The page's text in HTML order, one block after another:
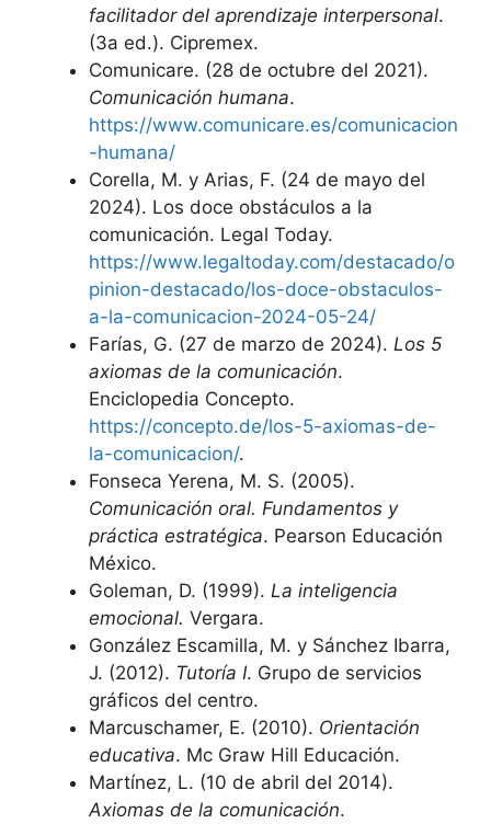
facilitador del aprendizaje interpersonal.
(3a ed.). Cipremex.
Comunicare. (28 de octubre del 2021).
Comunicación humana.
https://www.comunicare.es/comunicacion
-humana/
Corella, M. y Arias, F. (24 de mayo del
2024). Los doce obstáculos a la
comunicación. Legal Today.
https://www.legaltoday.com/destacado/o
pinion-destacado/los-doce-obstaculos-
a-la-comunicacion-2024-05-24/
Farías, G. (27 de marzo de 2024). Los 5
axiomas de la comunicación.
Enciclopedia Concepto.
https://concepto.de/los-5-axiomas-de-
la-comunicacion/.
Fonseca Yerena, M. S. (2005).
Comunicación oral. Fundamentos y
práctica estratégica. Pearson Educación
México.
Goleman, D. (1999). La inteligencia
emocional. Vergara.
González Escamilla, M. y Sánchez Ibarra,
J. (2012). Tutoría I. Grupo de servicios
gráficos del centro.
Marcuschamer, E. (2010). Orientación
educativa. Mc Graw Hill Educación.
Martínez, L. (10 de abril del 2014).
Axiomas de la comunicación.